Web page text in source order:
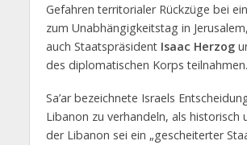
Gefahren territorialer Rückzüge bei
zum Unabhängigkeitstag in
auch Staatspräsident Isaac Herzog
des diplomatischen Korps teilnahmen.
Sa’ar bezeichnete Israels
Libanon zu verhandeln, als historisch
der Libanon sei ein „gescheiterter